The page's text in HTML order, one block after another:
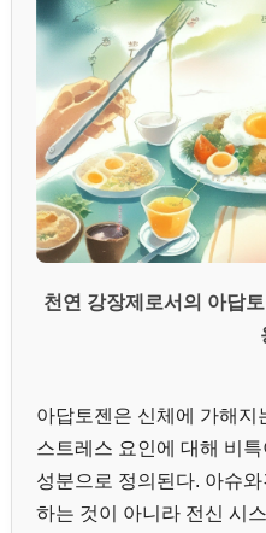
천연 강장제로서의 아답
아답토젠은 신체에 가해지
스트레스 요인에 대해 비
성분으로 정의된다. 아슈
하는 것이 아니라 전신 시